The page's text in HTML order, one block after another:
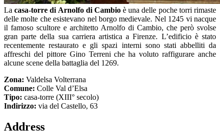
Lacasa-torre di Arnolfo di Cambioè una delle poche torri rimaste
delle molte che esistevano nel borgo medievale. Nel 1245 vi nacque
il famoso scultore e architetto Arnolfo di Cambio, che però svolse
gran parte della sua carriera artistica a Firenze. L’edificio è stato
recentemente restaurato e gli spazi interni sono stati abbelliti da
affreschi del pittore Gino Terreni che ha voluto raffigurare anche
alcune scene della battaglia del 1269.
Zona: Valdelsa Volterrana
Comune: Colle Val d’Elsa
Tipo: casa-torre (XIII° secolo)
Indirizzo: via del Castello, 63
Address